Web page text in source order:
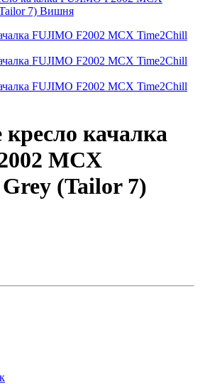
качалка
МСX
(Tailor 7)